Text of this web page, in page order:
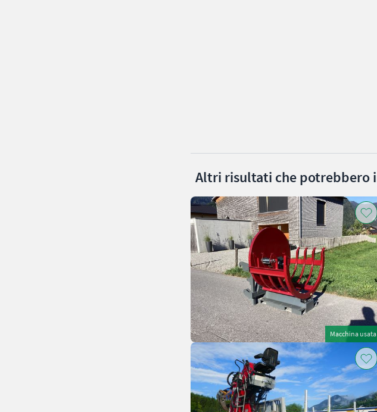
Altri risultati che potrebbero
Macchina usata